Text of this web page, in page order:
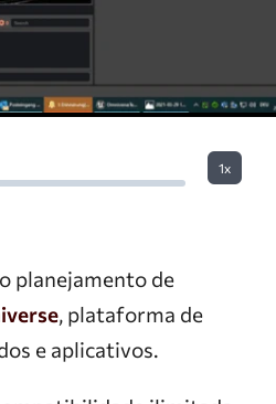
1x
planejamento de
, plataforma de
e aplicativos.